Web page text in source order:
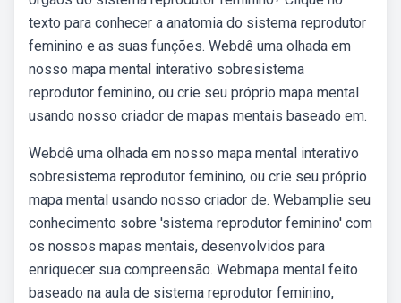
texto para conhecer a anatomia do sistema reprodutor
feminino e as suas funções. Webdê uma olhada em
nosso mapa mental interativo sobresistema
reprodutor feminino, ou crie seu próprio mapa mental
usando nosso criador de mapas mentais baseado em.
Webdê uma olhada em nosso mapa mental interativo
sobresistema reprodutor feminino, ou crie seu próprio
mapa mental usando nosso criador de. Webamplie seu
conhecimento sobre 'sistema reprodutor feminino' com
os nossos mapas mentais, desenvolvidos para
enriquecer sua compreensão. Webmapa mental feito
baseado na aula de sistema reprodutor feminino,